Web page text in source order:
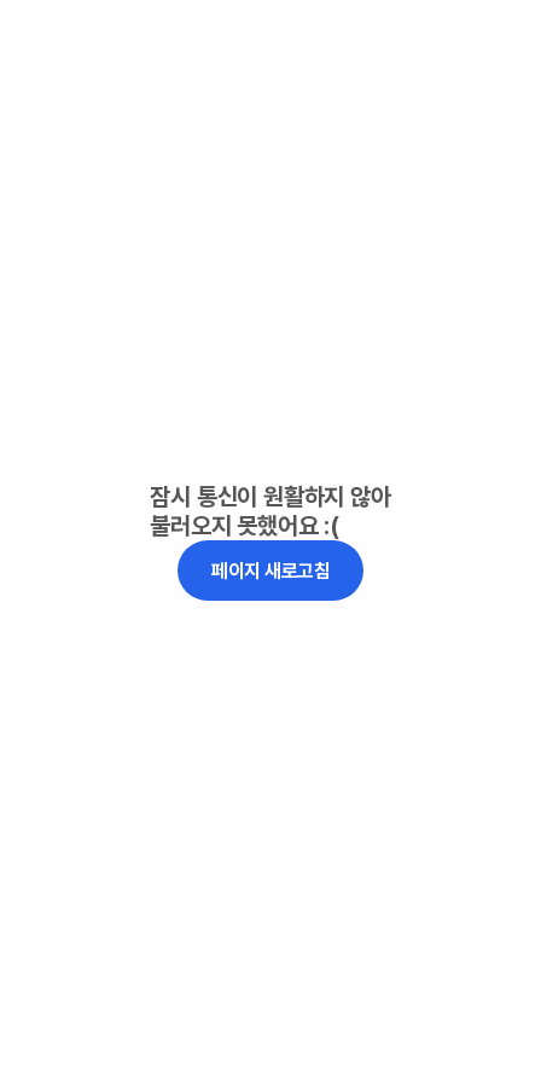
잠시 통신이 원활하지 않아
불러오지 못했어요 :(
페이지 새로고침